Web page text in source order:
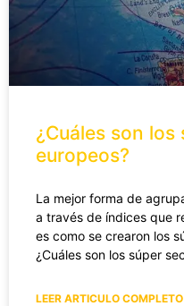
¿Cuáles son
europeos?
La mejor forma de
a través de índices que
es como se crearon los
¿Cuáles son los súper
LEER ARTICULO